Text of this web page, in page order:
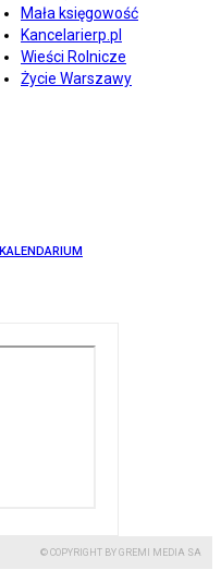
Mała księgowość
Kancelarierp.pl
Wieści Rolnicze
Życie Warszawy
KALENDARIUM
© COPYRIGHT BY GREMI MEDIA SA